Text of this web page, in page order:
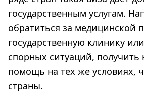
государственным услугам.
обратиться за
государственную клинику
спорных ситуаций,
помощь на тех же условиях,
страны.